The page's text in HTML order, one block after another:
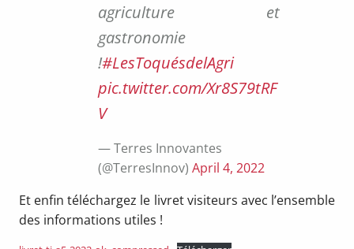
agriculture et
gastronomie
!#LesToquésdelAgri
pic.twitter.com/Xr8S79tRF
V
— Terres Innovantes
(@TerresInnov) April 4, 2022
Et enfin téléchargez le livret visiteurs avec l’ensemble
des informations utiles !